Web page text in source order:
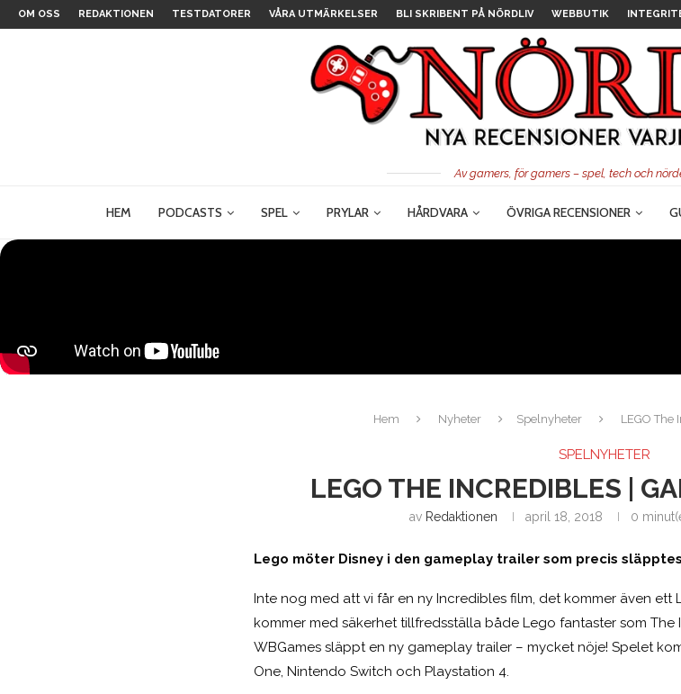
OM OSS REDAKTIONEN TESTDATORER VÅRA UTMÄRKELSER BLI SKRIBENT PÅ NÖRDLIV WEBBUTIK
Av gamers, för gamers – spel, tech och
HEM PODCASTS SPEL PRYLAR HÅRDVARA ÖVRIGA RECENSIONER
Hem Nyheter Spelnyheter LEGO The
SPELNYHETER
LEGO THE INCREDIBLES |
av Redaktionen april 18, 2018 0
Lego möter Disney i den gameplay trailer som precis
Inte nog med att vi får en ny Incredibles film, det kommer även ett
kommer med säkerhet tillfredsställa både Lego fantaster som The
WBGames släppt en ny gameplay trailer – mycket nöje! Spelet
One, Nintendo Switch och Playstation 4.